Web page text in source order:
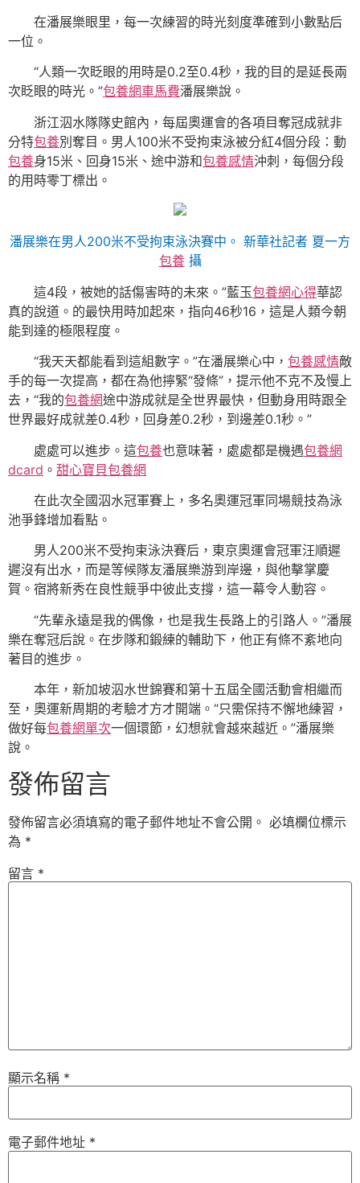
在潘展樂眼里，每一次練習的時光刻度準確到小數點后
一位。
“人類一次眨眼的用時是0.2至0.4秒，我的目的是延長兩
次眨眼的時光。”包養網車馬費潘展樂說。
浙江泅水隊隊史館內，每屆奧運會的各項目奪冠成就非
分特包養別奪目。男人100米不受拘束泳被分紅4個分段：動
包養身15米、回身15米、途中游和包養感情沖刺，每個分段
的用時零丁標出。
潘展樂在男人200米不受拘束泳決賽中。 新華社記者 夏一方
包養攝
這4段，被她的話傷害時的未來。”藍玉包養網心得華認
真的說道。的最快用時加起來，指向46秒16，這是人類今朝
能到達的極限程度。
“我天天都能看到這組數字。”在潘展樂心中， 包養感情敵
手的每一次提高，都在為他擰緊“發條”，提示他不克不及慢上
去，“我的包養網途中游成就是全世界最快，但動身用時跟全
世界最好成就差0.4秒，回身差0.2秒，到邊差0.1秒。”
處處可以進步。這包養也意味著，處處都是機遇包養網
dcard 。 甜心寶貝包養網
在此次全國泅水冠軍賽上，多名奧運冠軍同場競技為泳
池爭鋒增加看點。
男人200米不受拘束泳決賽后，東京奧運會冠軍汪順遲
遲沒有出水，而是等候隊友潘展樂游到岸邊，與他擊掌慶
賀。宿將新秀在良性競爭中彼此支撐，這一幕令人動容。
“先輩永遠是我的偶像，也是我生長路上的引路人。”潘展
樂在奪冠后說。在步隊和鍛練的輔助下，他正有條不紊地向
著目的進步。
本年，新加坡泅水世錦賽和第十五屆全國活動會相繼而
至，奧運新周期的考驗才方才開端。“只需保持不懈地練習，
做好每包養網單次一個環節，幻想就會越來越近。”潘展樂
說。
發佈留言
發佈留言必須填寫的電子郵件地址不會公開。 必填欄位標示
為 *
留言 *
顯示名稱 *
電子郵件地址 *